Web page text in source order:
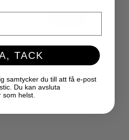
TACK
samtycker du till att få e-post
Du kan avsluta
helst.